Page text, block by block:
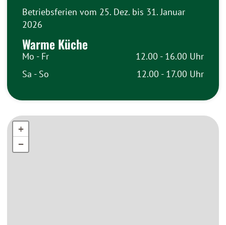
+
−
+
−
Betriebsferien vom 25. Dez. bis 31. Januar
2026
Warme Küche
Mo - Fr
12.00 - 16.00 Uhr
Sa - So
12.00 - 17.00 Uhr